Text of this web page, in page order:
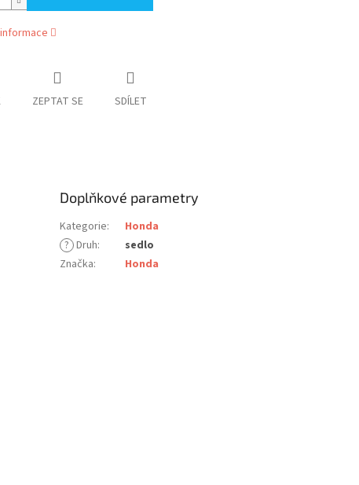
ZEPTAT SE SDÍLET
Doplňkové parametry
Kategorie:
Honda
? Druh:
sedlo
Značka: Honda